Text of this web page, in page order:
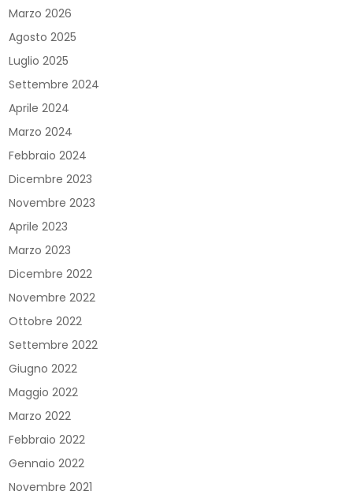
Marzo 2026
Agosto 2025
Luglio 2025
Settembre 2024
Aprile 2024
Marzo 2024
Febbraio 2024
Dicembre 2023
Novembre 2023
Aprile 2023
Marzo 2023
Dicembre 2022
Novembre 2022
Ottobre 2022
Settembre 2022
Giugno 2022
Maggio 2022
Marzo 2022
Febbraio 2022
Gennaio 2022
Novembre 2021